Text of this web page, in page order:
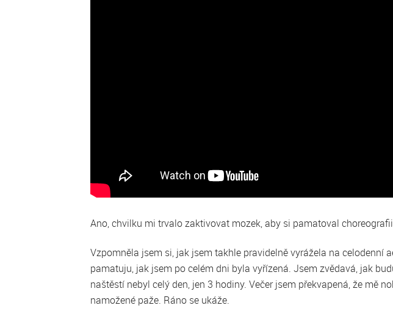
Ano, chvilku mi trvalo zaktivovat mozek, aby si pamatoval
Vzpomněla jsem si, jak jsem takhle pravidelně vyrážela na celodenní
pamatuju, jak jsem po celém dni byla vyřízená. Jsem zvědavá, jak
naštěstí nebyl celý den, jen 3 hodiny. Večer jsem překvapená, že mě
namožené paže. Ráno se ukáže.